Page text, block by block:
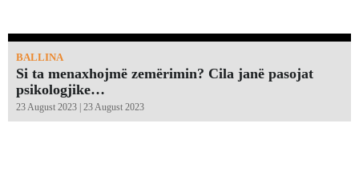
BALLINA
Si ta menaxhojmë zemërimin? Cila janë pasojat
psikologjike…
23 August 2023 | 23 August 2023